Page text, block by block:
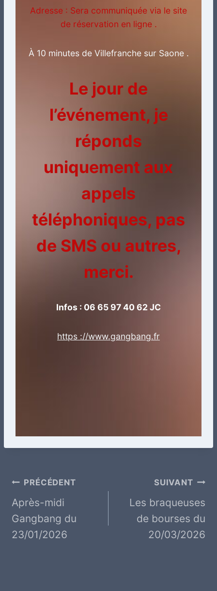
Adresse : Sera communiquée via le site
de réservation en ligne .
À 10 minutes de Villefranche sur Saone .
Le jour de
l’événement, je
réponds
uniquement aux
appels
téléphoniques, pas
de SMS ou autres,
merci.
Infos : 06 65 97 40 62 JC
https ://www.gangbang.fr
Navigation
de
l’article
PRÉCÉDENT
Après-midi
Gangbang du
23/01/2026
SUIVANT
Les braqueuses
de bourses du
20/03/2026